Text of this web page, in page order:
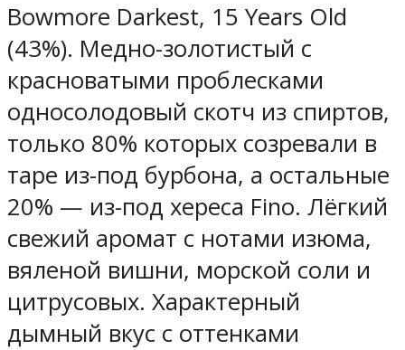
Bowmore Darkest, 15 Years Old
(43%). Медно-золотистый с
красноватыми проблесками
односолодовый скотч из спиртов,
только 80% которых созревали в
таре из-под бурбона, а остальные
20% — из-под хереса Fino. Лёгкий
свежий аромат с нотами изюма,
вяленой вишни, морской соли и
цитрусовых. Характерный
дымный вкус с оттенками